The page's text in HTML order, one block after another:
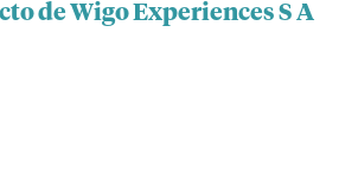
de Wigo Experiences S A